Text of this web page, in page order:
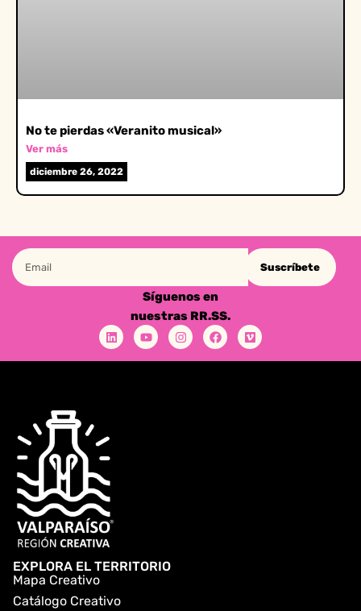
No te pierdas «Veranito musical»
Ver más
diciembre 26, 2022
Suscríbete
Síguenos en
nuestras RR.SS.
EXPLORA EL TERRITORIO
Mapa Creativo
Catálogo Creativo